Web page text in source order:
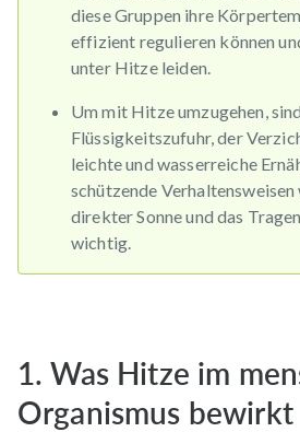
diese Gruppen ihre
effizient regulieren können
unter Hitze leiden.
Um mit Hitze umzugehen,
Flüssigkeitszufuhr, der
leichte und wasserreiche
schützende
direkter Sonne und das
wichtig.
1. Was Hitze im
Organismus bewirkt